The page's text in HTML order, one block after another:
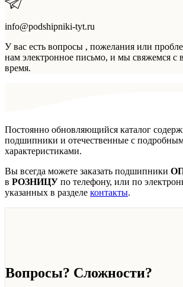
info@podshipniki-tyt.ru
У вас есть вопросы , пожелания или
нам электронное письмо, и мы свяжемся с
время.
Постоянно обновляющийся каталог
подшипники и отечественные с
характеристиками.
Вы всегда можете заказать подшипники
в РОЗНИЦУ по телефону, или по
указанных в разделе контакты.
Вопросы? Сложности?